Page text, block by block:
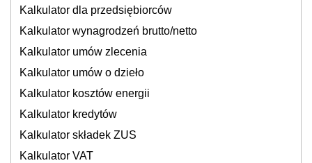
Kalkulator dla przedsiębiorców
Kalkulator wynagrodzeń brutto/netto
Kalkulator umów zlecenia
Kalkulator umów o dzieło
Kalkulator kosztów energii
Kalkulator kredytów
Kalkulator składek ZUS
Kalkulator VAT